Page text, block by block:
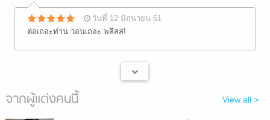
วันที่ 12 มิถุนายน 61
ต่อเถอะท่าน วอนเถอะ พลีสส!
จากผู้แต่งคนนี้ View all >